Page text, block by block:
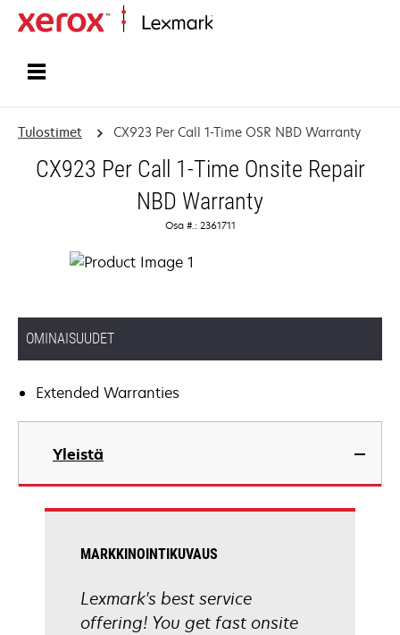
Tulostimet CX923 Per Call 1-Time OSR NBD Warranty
CX923 Per Call 1-Time Onsite Repair
NBD Warranty
Osa #.: 2361711
OMINAISUUDET
Extended Warranties
Yleistä
MARKKINOINTIKUVAUS
Lexmark's best service
offering! You get fast onsite